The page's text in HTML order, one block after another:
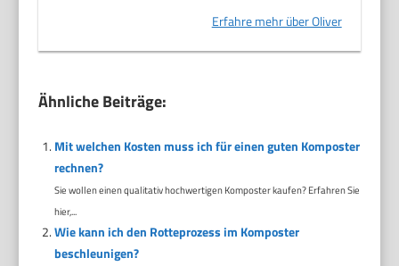
Erfahre mehr über Oliver
Ähnliche Beiträge:
Mit welchen Kosten muss ich für einen guten Komposter
rechnen?
Sie wollen einen qualitativ hochwertigen Komposter kaufen? Erfahren Sie
hier,...
Wie kann ich den Rotteprozess im Komposter
beschleunigen?